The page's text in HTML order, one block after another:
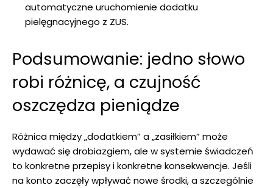
automatyczne uruchomienie dodatku
pielęgnacyjnego z ZUS.
Podsumowanie: jedno słowo
robi różnicę, a czujność
oszczędza pieniądze
Różnica między „dodatkiem” a „zasiłkiem” może
wydawać się drobiazgiem, ale w systemie świadczeń
to konkretne przepisy i konkretne konsekwencje. Jeśli
na konto zaczęły wpływać nowe środki, a szczególnie